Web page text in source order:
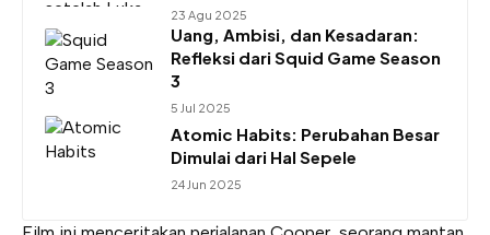
23 Agu 2025
Uang, Ambisi, dan Kesadaran:
Refleksi dari Squid Game Season
3
5 Jul 2025
Atomic Habits: Perubahan Besar
Dimulai dari Hal Sepele
24 Jun 2025